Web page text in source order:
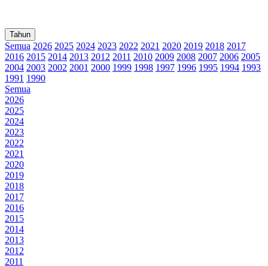
Tahun
Semua 2026 2025 2024 2023 2022 2021 2020 2019 2018 2017
2016 2015 2014 2013 2012 2011 2010 2009 2008 2007 2006 2005
2004 2003 2002 2001 2000 1999 1998 1997 1996 1995 1994 1993
1991 1990
Semua
2026
2025
2024
2023
2022
2021
2020
2019
2018
2017
2016
2015
2014
2013
2012
2011